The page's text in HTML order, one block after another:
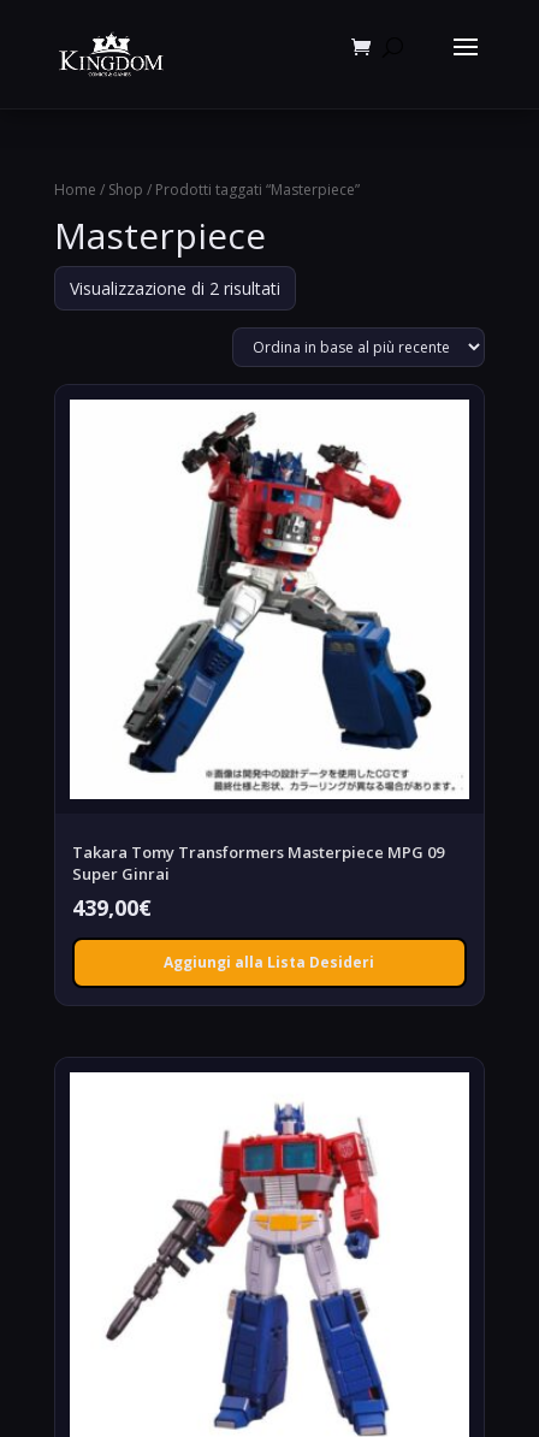
Home / Shop / Prodotti taggati “Masterpiece”
Masterpiece
Visualizzazione di 2 risultatiOrdina
in
base
al
più
Takara Tomy Transformers Masterpiece MPG 09
Super Ginrai
439,00€
Aggiungi alla Lista Desideri